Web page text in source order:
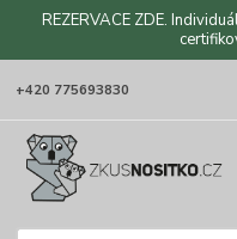
REZERVACE ZDE.
+420 775693830